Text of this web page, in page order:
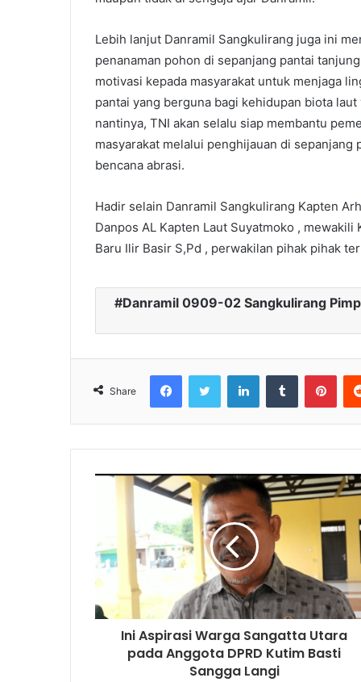
Lebih lanjut Danramil Sangkulirang juga ini
penanaman pohon di sepanjang pantai
motivasi kepada masyarakat untuk menjaga
pantai yang berguna bagi kehidupan biota
nantinya, TNI akan selalu siap membantu
masyarakat melalui penghijauan di
bencana abrasi.
Hadir selain Danramil Sangkulirang Kapten
Danpos AL Kapten Laut Suyatmoko ,
Baru Ilir Basir S,Pd , perwakilan pihak pihak
Danramil 0909-02 Sangkulirang
Share
Ini Aspirasi Warga Sangatta Utara
pada Anggota DPRD Kutim Basti
Sangga Langi